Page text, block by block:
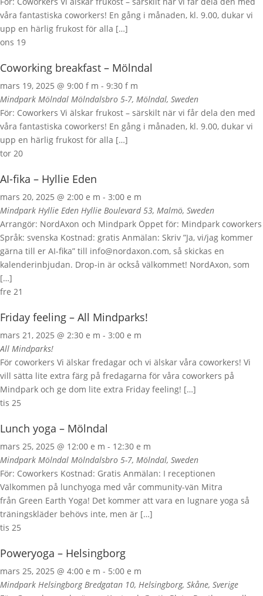
våra fantastiska coworkers! En gång i månaden, kl. 9.00, dukar vi
upp en härlig frukost för alla […]
ons 19
Coworking breakfast – Mölndal
mars 19, 2025 @ 9:00 f m - 9:30 f m
Mindpark Mölndal Mölndalsbro 5-7, Mölndal, Sweden
För: Coworkers Vi älskar frukost – särskilt när vi får dela den med
våra fantastiska coworkers! En gång i månaden, kl. 9.00, dukar vi
upp en härlig frukost för alla […]
tor 20
AI-fika – Hyllie Eden
mars 20, 2025 @ 2:00 e m - 3:00 e m
Mindpark Hyllie Eden Hyllie Boulevard 53, Malmö, Sweden
Arrangör: NordAxon och Mindpark Öppet för: Mindpark coworkers
Språk: svenska Kostnad: gratis Anmälan: Skriv ”Ja, vi/jag kommer
gärna till er AI-fika” till info@nordaxon.com, så skickas en
kalenderinbjudan. Drop-in är också välkommet! NordAxon, som
[…]
fre 21
Friday feeling – All Mindparks!
mars 21, 2025 @ 2:30 e m - 3:00 e m
All Mindparks!
För coworkers Vi älskar fredagar och vi älskar våra coworkers! Vi
vill sätta lite extra färg på fredagarna för våra coworkers på
Mindpark och ge dom lite extra Friday feeling! […]
tis 25
Lunch yoga – Mölndal
mars 25, 2025 @ 12:00 e m - 12:30 e m
Mindpark Mölndal Mölndalsbro 5-7, Mölndal, Sweden
För: Coworkers Kostnad: Gratis Anmälan: I receptionen
Välkommen på lunchyoga med vår community-vän Mitra
från Green Earth Yoga! Det kommer att vara en lugnare yoga så
träningskläder behövs inte, men är […]
tis 25
Poweryoga – Helsingborg
mars 25, 2025 @ 4:00 e m - 5:00 e m
Mindpark HelsingborgBredgatan 10, Helsingborg, Skåne, Sverige